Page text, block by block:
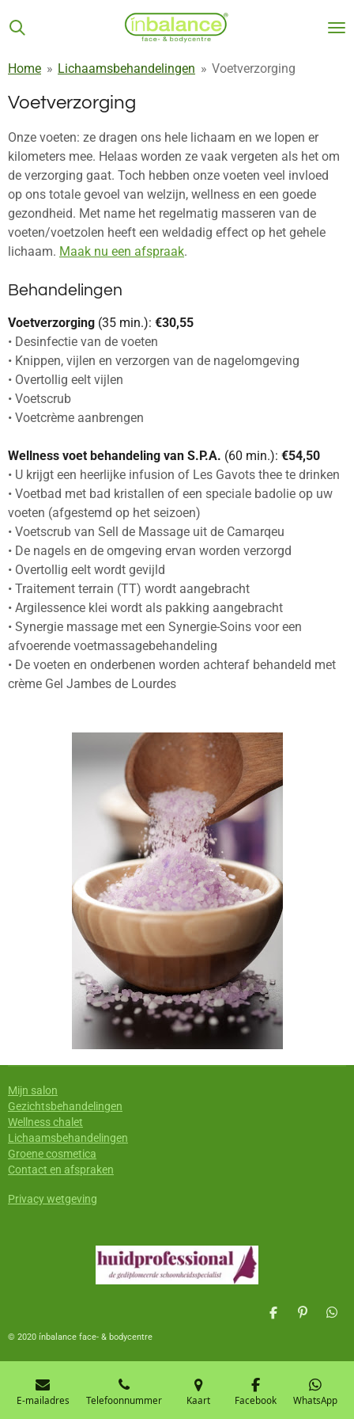
Ga
direct
de
hoofdinhoud
Home » Lichaamsbehandelingen » Voetverzorging
Voetverzorging
Onze voeten: ze dragen ons hele lichaam en we lopen er
kilometers mee. Helaas worden ze vaak vergeten als het om
de verzorging gaat. Toch hebben onze voeten veel invloed
op ons totale gevoel van welzijn, wellness en een goede
gezondheid. Met name het regelmatig masseren van de
voeten/voetzolen heeft een weldadig effect op het gehele
lichaam. Maak nu een afspraak.
Behandelingen
Voetverzorging (35 min.): €30,55
• Desinfectie van de voeten
• Knippen, vijlen en verzorgen van de nagelomgeving
• Overtollig eelt vijlen
• Voetscrub
• Voetcrème aanbrengen
Wellness voet behandeling van S.P.A. (60 min.): €54,50
• U krijgt een heerlijke infusion of Les Gavots thee te drinken
• Voetbad met bad kristallen of een speciale badolie op uw
voeten (afgestemd op het seizoen)
• Voetscrub van Sell de Massage uit de Camarqeu
• De nagels en de omgeving ervan worden verzorgd
• Overtollig eelt wordt gevijld
• Traitement terrain (TT) wordt aangebracht
• Argilessence klei wordt als pakking aangebracht
• Synergie massage met een Synergie-Soins voor een
afvoerende voetmassagebehandeling
• De voeten en onderbenen worden achteraf behandeld met
crème Gel Jambes de Lourdes
Mijn salon
Gezichtsbehandelingen
Wellness chalet
Lichaamsbehandelingen
Groene cosmetica
Contact en afspraken
Privacy wetgeving
D
P
D
© 2020 ínbalance face- & bodycentre
E-mailadres Telefoonnummer Kaart Facebook WhatsApp